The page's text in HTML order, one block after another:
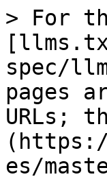
> For
spec/
pages
URLs;
es/